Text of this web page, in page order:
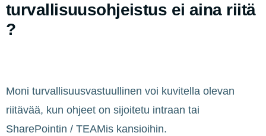
turvallisuusohjeistus ei aina riitä
?
Moni turvallisuusvastuullinen voi kuvitella olevan
riitävää, kun ohjeet on sijoitetu intraan tai
SharePointin / TEAMis kansioihin.